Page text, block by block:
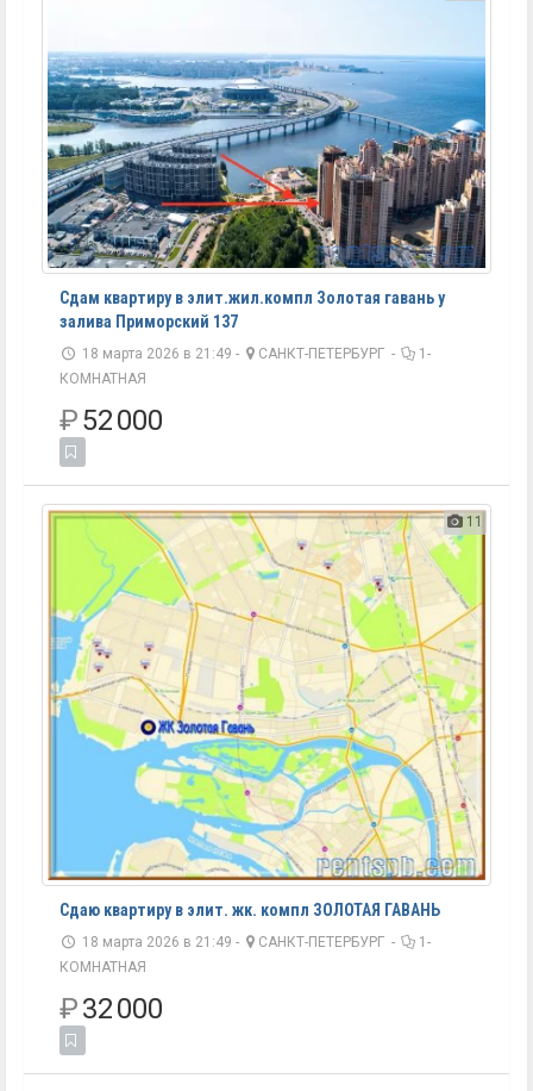
Сдам квартиру в элит.жил.компл Золотая гавань у
залива Приморский 137
18 марта 2026 в 21:49 - САНКТ-ПЕТЕРБУРГ -
1-
КОМНАТНАЯ
₽52 000
11
Сдаю квартиру в элит. жк. компл ЗОЛОТАЯ ГАВАНЬ
18 марта 2026 в 21:49 - САНКТ-ПЕТЕРБУРГ -
1-
КОМНАТНАЯ
₽32 000